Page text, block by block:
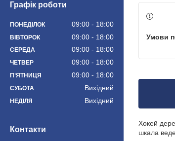
Графік роботи
ПОНЕДІЛОК 09:00 18:00
ВІВТОРОК 09:00 18:00
СЕРЕДА 09:00 18:00
ЧЕТВЕР 09:00 18:00
ПʼЯТНИЦЯ 09:00 18:00
СУБОТА Вихідний
НЕДІЛЯ Вихідний
Контакти
Хокей
шкала